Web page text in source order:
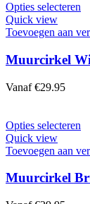
Opties selecteren
Quick view
Toevoegen aan
Muurcirkel
Vanaf €29.95
Opties selecteren
Quick view
Toevoegen aan
Muurcirkel